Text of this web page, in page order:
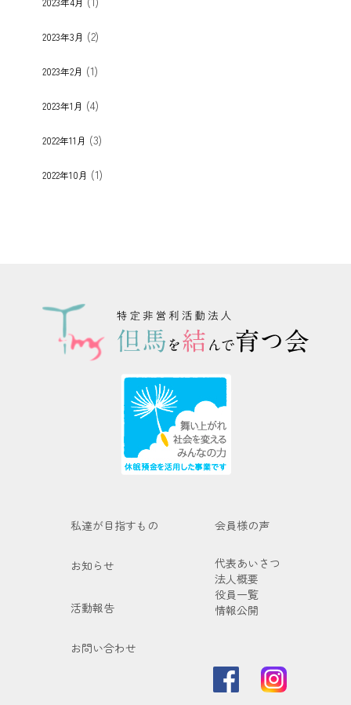
2023年3月 (2)
2023年2月 (1)
2023年1月 (4)
2022年11月 (3)
2022年10月 (1)
私達が目指すもの 会員様の声
お知らせ
代表あいさつ
法人概要
役員一覧
情報公開
活動報告
お問い合わせ